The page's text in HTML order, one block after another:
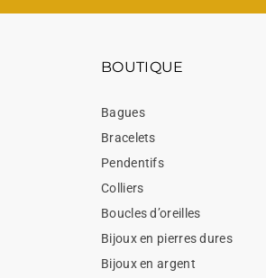
BOUTIQUE
Bagues
Bracelets
Pendentifs
Colliers
Boucles d’oreilles
Bijoux en pierres dures
Bijoux en argent